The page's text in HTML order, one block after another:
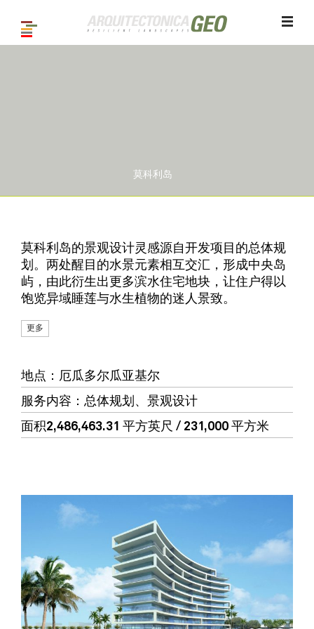
莫科利岛
莫科利岛的景观设计灵感源自开发项目的总体规
划。两处醒目的水景元素相互交汇，形成中央岛
屿，由此衍生出更多滨水住宅地块，让住户得以
饱览异域睡莲与水生植物的迷人景致。
更多
地点 ：厄瓜多尔瓜亚基尔
服务内容 ：总体规划、景观设计
面积2,486,463.31 平方英尺 / 231,000 平方米